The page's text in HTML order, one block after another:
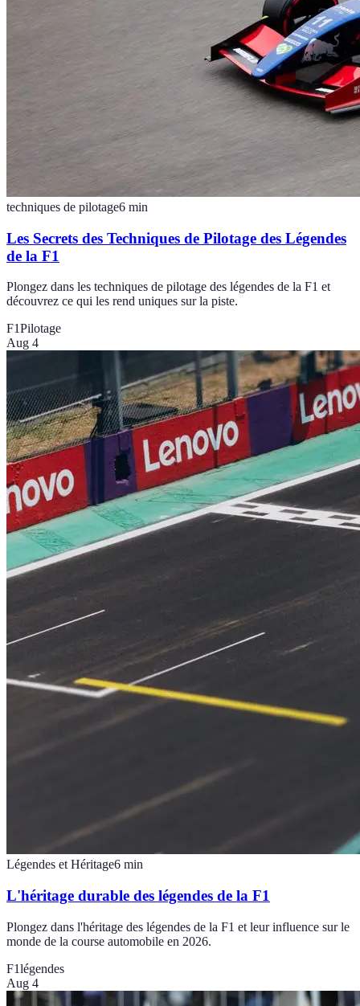
techniques de pilotage6 min
Les Secrets des Techniques de Pilotage des Légendes
de la F1
Plongez dans les techniques de pilotage des légendes de la F1 et
découvrez ce qui les rend uniques sur la piste.
F1Pilotage
Aug 4
Légendes et Héritage6 min
L'héritage durable des légendes de la F1
Plongez dans l'héritage des légendes de la F1 et leur influence sur le
monde de la course automobile en 2026.
F1légendes
Aug 4